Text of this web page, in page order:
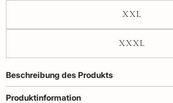
XXL
XXXL
Beschreibung des Produkts
Produktinformation